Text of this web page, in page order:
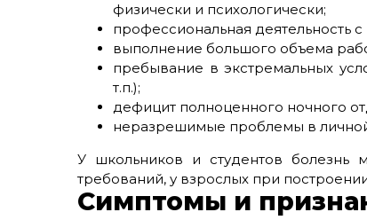
физически и психологически;
профессиональная деятельность
выполнение большого объема
пребывание в экстремальных
т.п.);
дефицит полноценного ночного
неразрешимые проблемы в
У школьников и студентов болезнь
требований, у взрослых при
Симптомы и